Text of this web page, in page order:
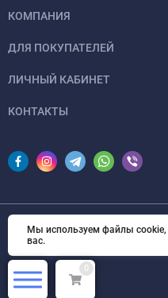
КОМПАНИЯ
ДЛЯ ПОКУПАТЕЛЕЙ
ЛИЧНЫЙ КАБИНЕТ
КОНТАКТЫ
© 2026 InSale.
0
Мы используем файлы
вас.